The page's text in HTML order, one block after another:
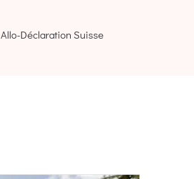
Allo-Déclaration Suisse